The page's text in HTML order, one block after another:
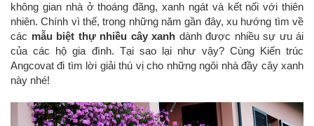
không gian nhà ở thoáng đãng, xanh ngát và kết nối với thiên
nhiên. Chính vì thế, trong những năm gần đây, xu hướng tìm về
các mẫu biệt thự nhiều cây xanh dành được nhiều sự ưu ái
của các hộ gia đình. Tại sao lại như vậy? Cùng Kiến trúc
Angcovat đi tìm lời giải thú vị cho những ngôi nhà đầy cây xanh
này nhé!